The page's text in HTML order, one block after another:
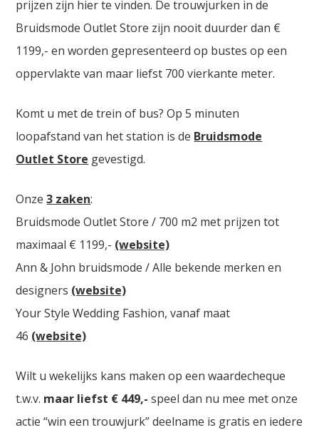
prijzen zijn hier te vinden. De trouwjurken in de
Bruidsmode Outlet Store zijn nooit duurder dan €
1199,- en worden gepresenteerd op bustes op een
oppervlakte van maar liefst 700 vierkante meter.
Komt u met de trein of bus? Op 5 minuten
loopafstand van het station is de Bruidsmode
Outlet Store gevestigd.
Onze3 zaken:
Bruidsmode Outlet Store / 700 m2 met prijzen tot
maximaal € 1199,- (website)
Ann & John bruidsmode / Alle bekende merken en
designers (website)
Your Style Wedding Fashion, vanaf maat
46 (website)
Wilt u wekelijks kans maken op een waardecheque
t.w.v. maar liefst € 449,- speel dan nu mee met onze
actie “win een trouwjurk” deelname is gratis en iedere